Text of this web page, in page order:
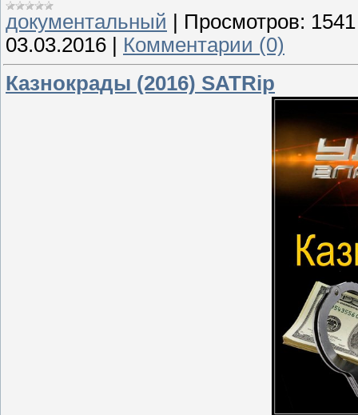
документальный
Просмотров: 1541
03.03.2016
Комментарии (0)
Казнокрады (2016) SATRip